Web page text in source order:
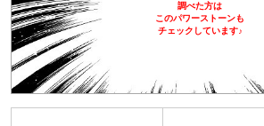
調べた方は
このパワーストーンも
チェックしています♪